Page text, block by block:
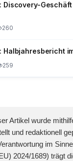
Discovery-
260
Halbjahresbericht
259
Artikel wurde
und redaktionell
im
2024/1689) trägt